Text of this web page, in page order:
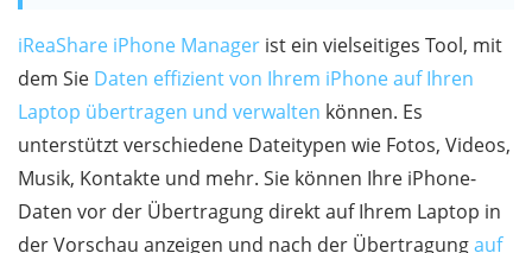
iReaShare iPhone Manager ist ein vielseitiges Tool, mit
dem Sie Daten effizient von Ihrem iPhone auf Ihren
Laptop übertragen und verwalten können. Es
unterstützt verschiedene Dateitypen wie Fotos, Videos,
Musik, Kontakte und mehr. Sie können Ihre iPhone-
Daten vor der Übertragung direkt auf Ihrem Laptop in
der Vorschau anzeigen und nach der Übertragungauf